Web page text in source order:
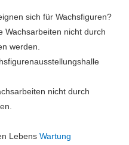
sich für Wachsfiguren?
Wachsarbeiten nicht durch
werden.
nicht durch
Lebens Wartung